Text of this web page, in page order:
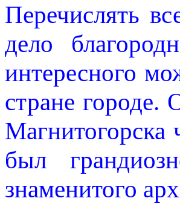
Перечислять
дело
интересного
стране городе.
Магнитогорска
был
знаменитого